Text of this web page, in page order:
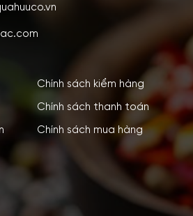
Chính sách kiểm hàng
Chính sách thanh toán
Chính sách mua hàng